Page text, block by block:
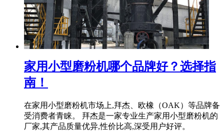
家用小型磨粉机哪个品牌好？选择指
南！
在家用小型磨粉机市场上,拜杰、欧橡（OAK）等品牌备
受消费者青睐。 拜杰是一家专业生产家用小型磨粉机的
厂家,其产品质量优异,性价比高,深受用户好评。